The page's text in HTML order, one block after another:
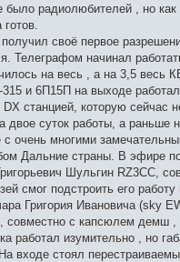
было радиолюбителей , но
своё первое
Телеграфом начинал
на весь , а на 3,5 весь
и 6П15П на выходе
станцией, которую сейчас
двое суток работы, а
очень многими
Дальние страны. В эфире
Шульгин RZ3CC,
смог подстроить его
Григория Ивановича (sky
совместно с капсюлем демш ,
работал изумительно , но
стоял